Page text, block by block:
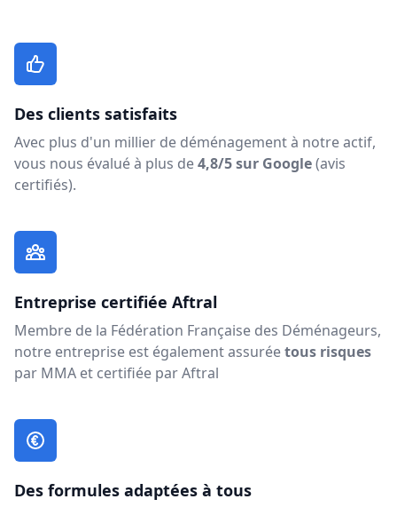
Des clients satisfaits
Avec plus d'un millier de déménagement à notre actif,
vous nous évalué à plus de4,8/5 sur Google(avis
certifiés).
Entreprise certifiée Aftral
Membre de la Fédération Française des Déménageurs,
notre entreprise est également assuréetous risques
par MMA et certifiée par Aftral
Des formules adaptées à tous